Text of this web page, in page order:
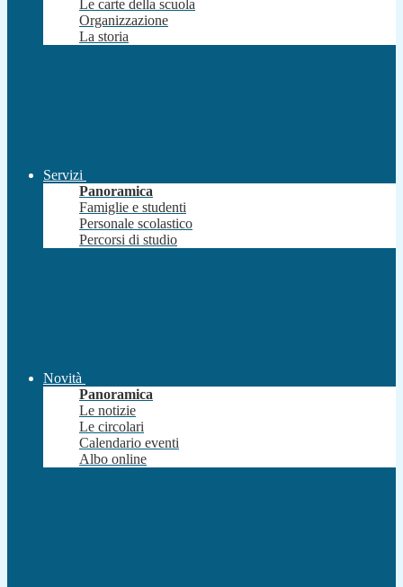
Le carte della scuola
Organizzazione
La storia
Servizi
Panoramica
Famiglie e studenti
Personale scolastico
Percorsi di studio
Novità
Panoramica
Le notizie
Le circolari
Calendario eventi
Albo online